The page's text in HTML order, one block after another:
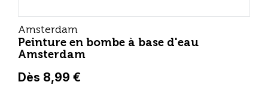
Amsterdam
Peinture en bombe à base d'eau
Amsterdam
Dès 8,99 €